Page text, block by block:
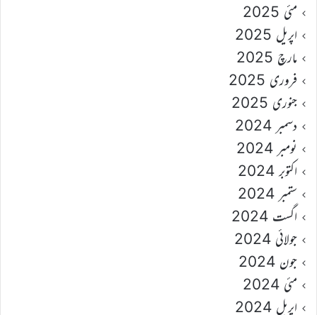
مئی 2025
اپریل 2025
مارچ 2025
فروری 2025
جنوری 2025
دسمبر 2024
نومبر 2024
اکتوبر 2024
ستمبر 2024
اگست 2024
جولائی 2024
جون 2024
مئی 2024
اپریل 2024